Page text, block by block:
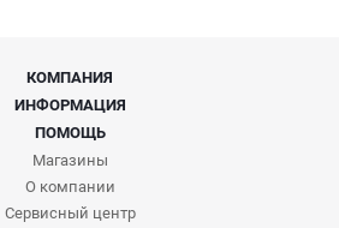
КОМПАНИЯ
ИНФОРМАЦИЯ
ПОМОЩЬ
Магазины
О компании
Сервисный центр